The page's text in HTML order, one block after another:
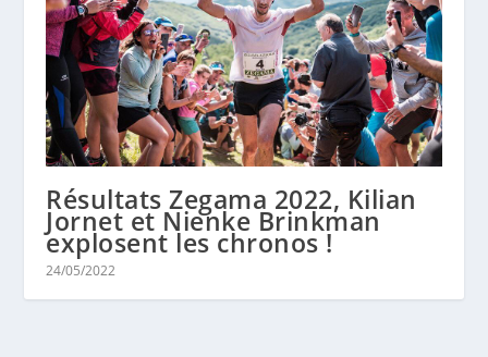
Résultats Zegama 2022, Kilian
Jornet et Nienke Brinkman
explosent les chronos !
24/05/2022